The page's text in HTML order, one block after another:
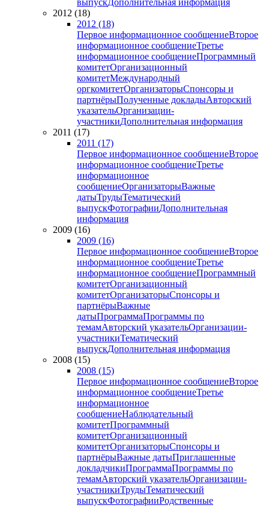
выпускДополнительная информация
2012 (18)
2012 (18)
Первое информационное сообщениеВторое
информационное сообщениеТретье
информационное сообщениеПрограммный
комитетОрганизационный
комитетМеждународный
оргкомитетОрганизаторыСпонсоры и
партнёрыПолученные докладыАвторский
указательОрганизации-
участникиДополнительная информация
2011 (17)
2011 (17)
Первое информационное сообщениеВторое
информационное сообщениеТретье
информационное
сообщениеОрганизаторыВажные
датыТрудыТематический
выпускФотографииДополнительная
информация
2009 (16)
2009 (16)
Первое информационное сообщениеВторое
информационное сообщениеТретье
информационное сообщениеПрограммный
комитетОрганизационный
комитетОрганизаторыСпонсоры и
партнёрыВажные
датыПрограммаПрограммы по
темамАвторский указательОрганизации-
участникиТематический
выпускДополнительная информация
2008 (15)
2008 (15)
Первое информационное сообщениеВторое
информационное сообщениеТретье
информационное
сообщениеНаблюдательный
комитетПрограммный
комитетОрганизационный
комитетОрганизаторыСпонсоры и
партнёрыВажные датыПриглашенные
докладчикиПрограммаПрограммы по
темамАвторский указательОрганизации-
участникиТрудыТематический
выпускФотографииРодственные